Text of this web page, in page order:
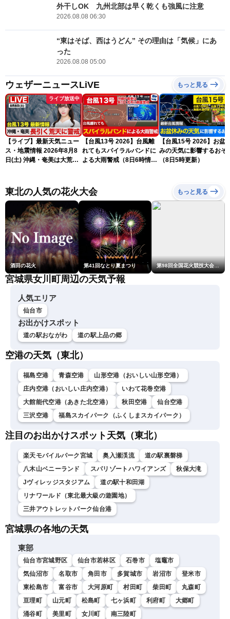
外干しOK 九州北部は早く乾くも強風に注意
2026.08.08 06:30
“東はそば、西はうどん” その理由は「気候」にあ
った
2026.08.08 05:00
ウェザーニュースLiVE もっと見る
ライブ放送中
【ライブ】最新天気ニュー
ス・地震情報 2026年8月8
日(土) 沖縄・奄美は大荒れ
ースLiVEサンシャイン・魚
住茉由／山口剛央〉
【台風13号 2026】台風離
れてもスパイラルバンドに
よる大雨警戒（8日6時情
【台風15号 2026】お盆
みの天気に影響するおそ
（8日5時更新）
東北の人気の花火大会 もっと見る
酒田の花火 第41回なとり夏まつり 第98回全国花火競技大会「大曲の花火」
宮城県女川町周辺の天気予報
人気エリア
仙台市
お出かけスポット
道の駅おながわ 道の駅上品の郷
空港の天気（東北）
福島空港 青森空港
山形空港（おいしい山形空港）
庄内空港（おいしい庄内空港）
いわて花巻空港
大館能代空港（あきた北空港）
秋田空港
仙台空港
三沢空港
福島スカイパーク（ふくしまスカイパーク）
注目のお出かけスポット天気（東北）
楽天モバイルパーク宮城 奥入瀬渓流
道の駅裏磐梯
八木山ベニーランド
スパリゾートハワイアンズ
秋保大滝
Jヴィレッジスタジアム
道の駅十和田湖
リナワールド（東北最大級の遊園地）
三井アウトレットパーク仙台港
宮城県の各地の天気
東部
仙台市宮城野区 仙台市若林区 石巻市
塩竈市
気仙沼市
名取市 角田市 多賀城市 岩沼市
登米市
東松島市
富谷市 大河原町 村田町 柴田町
丸森町
亘理町
山元町 松島町 七ヶ浜町 利府町
大郷町
涌谷町
美里町 女川町 南三陸町